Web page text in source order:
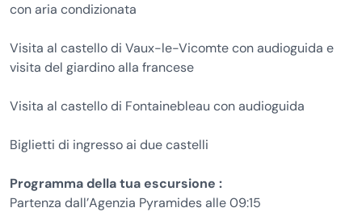
con aria condizionata
Visita al castello di Vaux-le-Vicomte con audioguida e
visita del giardino alla francese
Visita al castello di Fontainebleau con audioguida
Biglietti di ingresso ai due castelli
Programma della tua escursione :
Partenza dall’Agenzia Pyramides alle 09:15